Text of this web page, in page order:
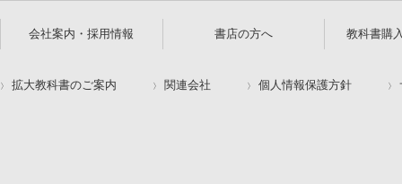
会社案内・採用情報 書店の方へ 教科書購
拡大教科書のご案内 関連会社 個人情報保護方針